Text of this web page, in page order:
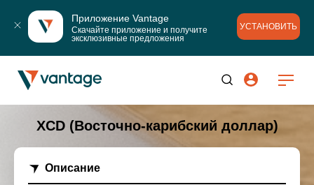
Приложение Vantage
Скачайте приложение и получите
эксклюзивные предложения
УСТАНОВИТЬ
XCD (Восточно-карибский доллар)
Описание